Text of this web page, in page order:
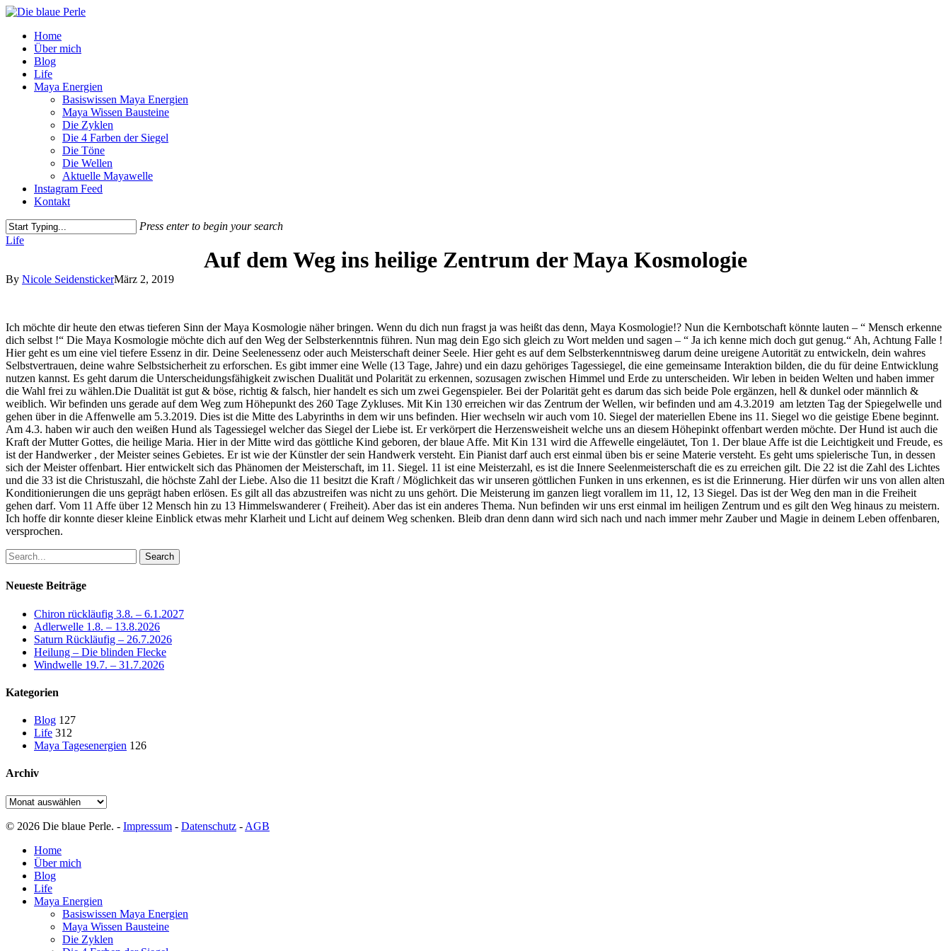
Skip
main
content
Menu
Home
Über mich
Blog
Life
Maya Energien
Basiswissen Maya Energien
Maya Wissen Bausteine
Die Zyklen
Die 4 Farben der Siegel
Die Töne
Die Wellen
Aktuelle Mayawelle
Instagram Feed
Kontakt
Press enter to begin your search
Close
Life
Auf dem Weg ins heilige Zentrum der Maya Kosmologie
By Nicole SeidenstickerMärz 2, 2019
Ich möchte dir heute den etwas tieferen Sinn der Maya Kosmologie näher bringen. Wenn du dich nun fragst ja was heißt das denn, Maya Kosmologie!? Nun die Kernbotschaft könnte lauten – “ Mensch erkenne
dich selbst !“ Die Maya Kosmologie möchte dich auf den Weg der Selbsterkenntnis führen. Nun mag dein Ego sich gleich zu Wort melden und sagen – “ Ja ich kenne mich doch gut genug.“ Ah, Achtung Falle !
Hier geht es um eine viel tiefere Essenz in dir. Deine Seelenessenz oder auch Meisterschaft deiner Seele. Hier geht es auf dem Selbsterkenntnisweg darum deine ureigene Autorität zu entwickeln, dein wahres
Selbstvertrauen, deine wahre Selbstsicherheit zu erforschen. Es gibt immer eine Welle (13 Tage, Jahre) und ein dazu gehöriges Tagessiegel, die eine gemeinsame Interaktion bilden, die du für deine Entwicklung
nutzen kannst. Es geht darum die Unterscheidungsfähigkeit zwischen Dualität und Polarität zu erkennen, sozusagen zwischen Himmel und Erde zu unterscheiden. Wir leben in beiden Welten und haben immer
die Wahl frei zu wählen.Die Dualität ist gut & böse, richtig & falsch, hier handelt es sich um zwei Gegenspieler. Bei der Polarität geht es darum das sich beide Pole ergänzen, hell & dunkel oder männlich &
weiblich. Wir befinden uns gerade auf dem Weg zum Höhepunkt des 260 Tage Zykluses. Mit Kin 130 erreichen wir das Zentrum der Wellen, wir befinden und am 4.3.2019 am letzten Tag der Spiegelwelle und
gehen über in die Affenwelle am 5.3.2019. Dies ist die Mitte des Labyrinths in dem wir uns befinden. Hier wechseln wir auch vom 10. Siegel der materiellen Ebene ins 11. Siegel wo die geistige Ebene beginnt.
Am 4.3. haben wir auch den weißen Hund als Tagessiegel welcher das Siegel der Liebe ist. Er verkörpert die Herzensweisheit welche uns an diesem Höhepinkt offenbart werden möchte. Der Hund ist auch die
Kraft der Mutter Gottes, die heilige Maria. Hier in der Mitte wird das göttliche Kind geboren, der blaue Affe. Mit Kin 131 wird die Affewelle eingeläutet, Ton 1. Der blaue Affe ist die Leichtigkeit und Freude, es
ist der Handwerker , der Meister seines Gebietes. Er ist wie der Künstler der sein Handwerk versteht. Ein Pianist darf auch erst einmal üben bis er seine Materie versteht. Es geht ums spielerische Tun, in dessen
sich der Meister offenbart. Hier entwickelt sich das Phänomen der Meisterschaft, im 11. Siegel. 11 ist eine Meisterzahl, es ist die Innere Seelenmeisterschaft die es zu erreichen gilt. Die 22 ist die Zahl des Lichtes
und die 33 ist die Christuszahl, die höchste Zahl der Liebe. Also die 11 besitzt die Kraft / Möglichkeit das wir unseren göttlichen Funken in uns erkennen, es ist die Erinnerung. Hier dürfen wir uns von allen alten
Konditionierungen die uns geprägt haben erlösen. Es gilt all das abzustreifen was nicht zu uns gehört. Die Meisterung im ganzen liegt vorallem im 11, 12, 13 Siegel. Das ist der Weg den man in die Freiheit
gehen darf. Vom 11 Affe über 12 Mensch hin zu 13 Himmelswanderer ( Freiheit). Aber das ist ein anderes Thema. Nun befinden wir uns erst einmal im heiligen Zentrum und es gilt den Weg hinaus zu meistern.
Ich hoffe dir konnte dieser kleine Einblick etwas mehr Klarheit und Licht auf deinem Weg schenken. Bleib dran denn dann wird sich nach und nach immer mehr Zauber und Magie in deinem Leben offenbaren,
versprochen.
Search
Neueste Beiträge
Chiron rückläufig 3.8. – 6.1.2027
Adlerwelle 1.8. – 13.8.2026
Saturn Rückläufig – 26.7.2026
Heilung – Die blinden Flecke
Windwelle 19.7. – 31.7.2026
Kategorien
Blog 127
Life 312
Maya Tagesenergien 126
Archiv
Archiv
© 2026 Die blaue Perle. - Impressum - Datenschutz - AGB
Close
Menu
Home
Über mich
Blog
Life
Maya Energien
Basiswissen Maya Energien
Maya Wissen Bausteine
Die Zyklen